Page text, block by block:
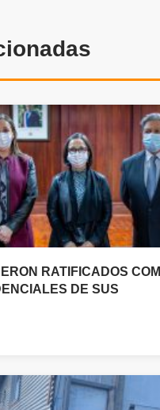
RATIFICADOS
DE SUS